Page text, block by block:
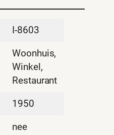
I-8603
Woonhuis,
Winkel,
Restaurant
1950
nee